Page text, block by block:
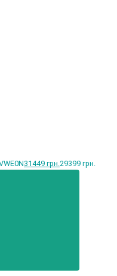
31449 грн. 29399 грн.